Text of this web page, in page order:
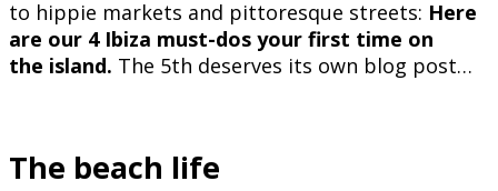
to hippie markets and pittoresque streets: Here
are our 4 Ibiza must-dos your first time on
the island. The 5th deserves its own blog post…
The beach life